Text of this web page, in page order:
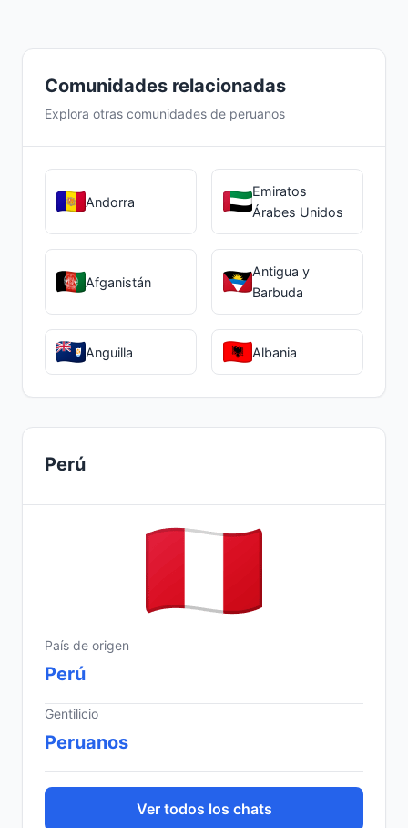
Comunidades relacionadas
Explora otras comunidades de peruanos
Andorra
Emiratos
Árabes Unidos
Afganistán
Antigua y
Barbuda
Anguilla Albania
Perú
País de origen
Perú
Gentilicio
Peruanos
Ver todos los chats